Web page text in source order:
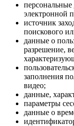
электронной
источник
поискового
данные о
разрешение,
заполнения
видео;
данные,
параметры
данные о